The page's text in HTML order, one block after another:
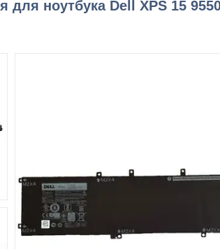
для ноутбука Dell XPS 15